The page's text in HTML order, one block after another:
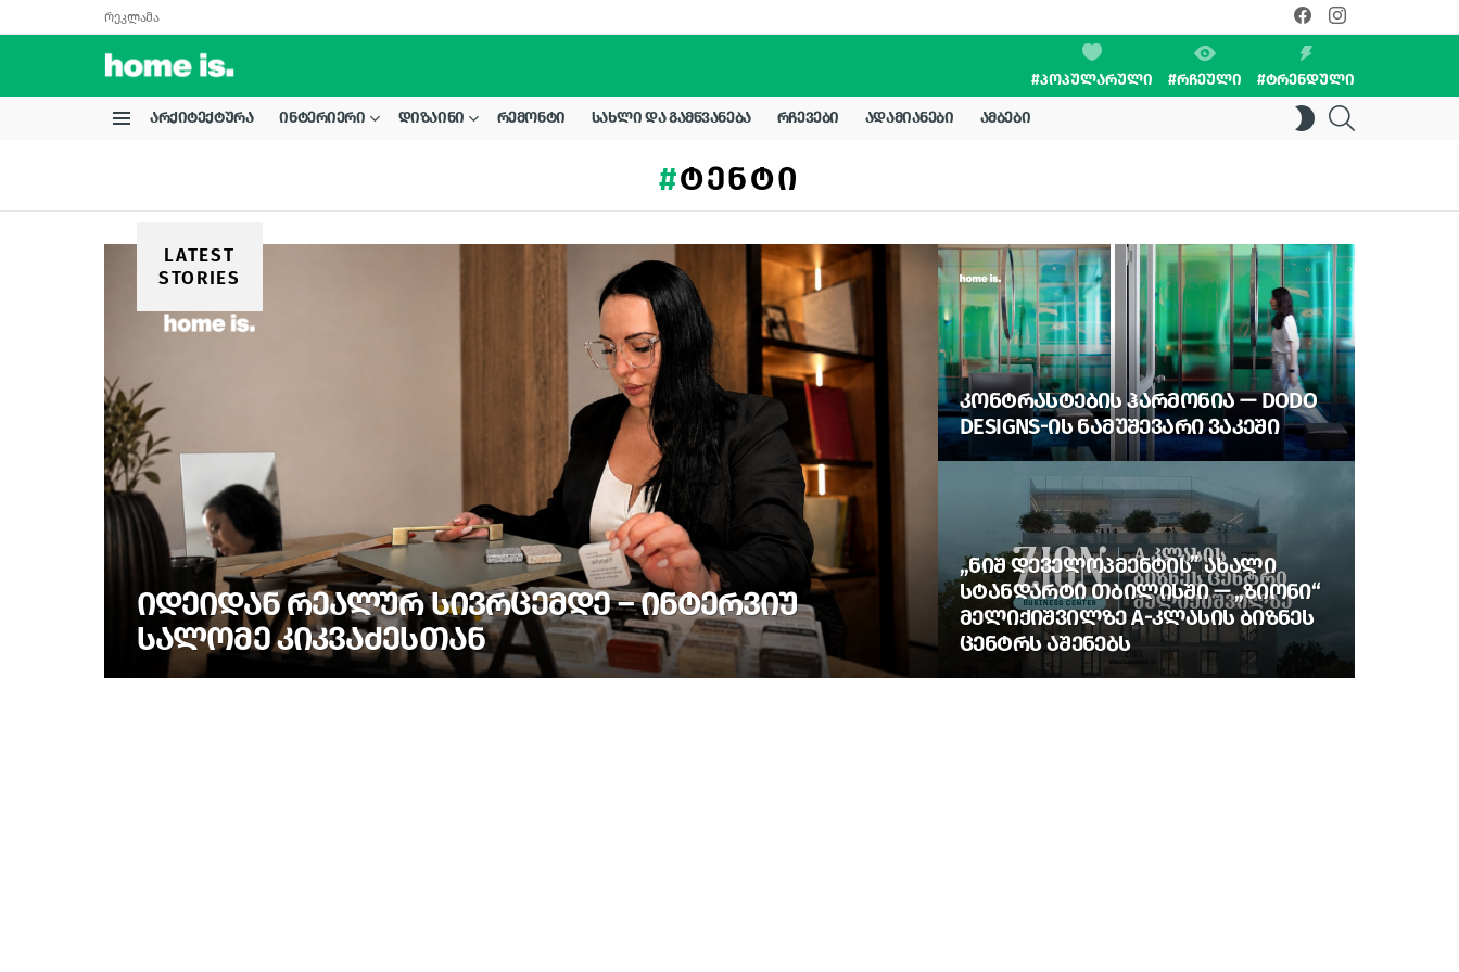
რეკლამა
facebookinstagram
#ᲞᲝᲞᲣᲚᲐᲠᲣᲚᲘ #ᲠᲩᲔᲣᲚᲘ #ᲢᲠᲔᲜᲓᲣᲚᲘ
ᲐᲠᲥᲘᲢᲔᲥᲢᲣᲠᲐ ᲘᲜᲢᲔᲠᲘᲔᲠᲘ ᲓᲘᲖᲐᲘᲜᲘ ᲠᲔᲛᲝᲜᲢᲘ ᲡᲐᲮᲚᲘ ᲓᲐ ᲒᲐᲛᲬᲕᲐᲜᲔᲑᲐ ᲠᲩᲔᲕᲔᲑᲘ ᲐᲓᲐᲛᲘᲐᲜᲔᲑᲘ ᲐᲛᲑᲔᲑᲘ
SWITCH
SKIN
ᲢᲔᲜᲢᲘ
LATEST
STORIES
ᲘᲓᲔᲘᲓᲐᲜ ᲠᲔᲐᲚᲣᲠ ᲡᲘᲕᲠᲪᲔᲛᲓᲔ – ᲘᲜᲢᲔᲠᲕᲘᲣ
ᲡᲐᲚᲝᲛᲔ ᲙᲘᲙᲕᲐᲫᲔᲡᲗᲐᲜ
ᲙᲝᲜᲢᲠᲐᲡᲢᲔᲑᲘᲡ ᲰᲐᲠᲛᲝᲜᲘᲐ — DODO
DESIGNS-ᲘᲡ ᲜᲐᲛᲣᲨᲔᲕᲐᲠᲘ ᲕᲐᲙᲔᲨᲘ
„ᲜᲘᲨ ᲓᲔᲕᲔᲚᲝᲞᲛᲔᲜᲢᲘᲡ” ᲐᲮᲐᲚᲘ
ᲡᲢᲐᲜᲓᲐᲠᲢᲘ ᲗᲑᲘᲚᲘᲡᲨᲘ — „ᲖᲘᲝᲜᲘ“
ᲛᲔᲚᲘᲥᲘᲨᲕᲘᲚᲖᲔ A-ᲙᲚᲐᲡᲘᲡ ᲑᲘᲖᲜᲔᲡ
ᲪᲔᲜᲢᲠᲡ ᲐᲨᲔᲜᲔᲑᲡ